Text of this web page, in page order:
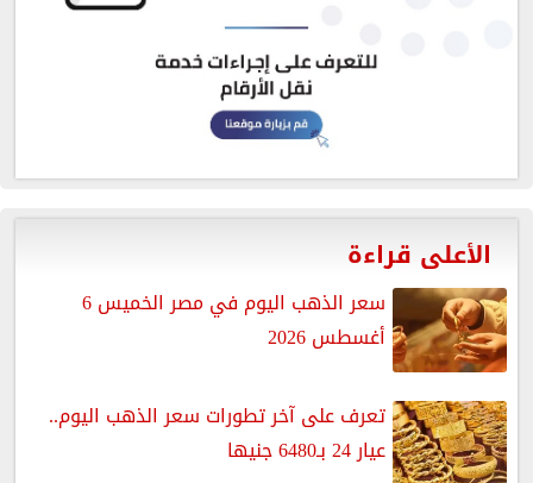
الأعلى قراءة
سعر الذهب اليوم في مصر الخميس 6
أغسطس 2026
تعرف على آخر تطورات سعر الذهب اليوم..
عيار 24 بـ6480 جنيها